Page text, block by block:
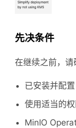
先决条件
在继续之前，请
已安装并配
使用适当的
MinIO